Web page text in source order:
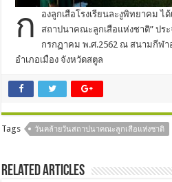
ก
องลูกเสือโรงเรียนละงูพิทยาคม ไ
สถาปนาคณะลูกเสือแห่งชาติ” ปร
กรกฏาคม พ.ศ.2562 ณ สนามกีฬา
อำเภอเมือง จังหวัดสตูล
Tags วันคล้ายวันสถาปนาคณะลูกเสือแห่งชาติ
Related Articles